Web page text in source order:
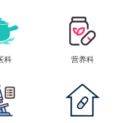
科 营养科